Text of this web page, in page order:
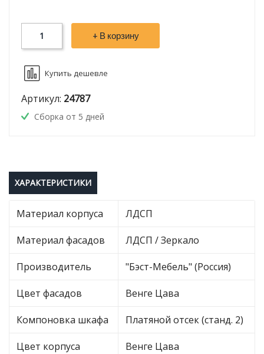
+ В корзину
Купить дешевле
Артикул: 24787
Сборка от 5 дней
ХАРАКТЕРИСТИКИ
Материал корпуса ЛДСП
Материал фасадов ЛДСП / Зеркало
Производитель "Бэст-Мебель" (Россия)
Цвет фасадов Венге Цава
Компоновка шкафа Платяной отсек (станд. 2)
Цвет корпуса Венге Цава